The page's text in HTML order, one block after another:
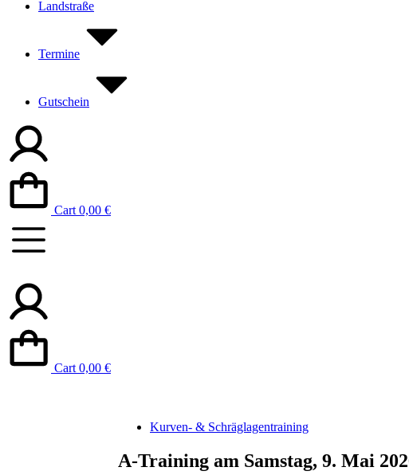
Landstraße
Termine
Gutschein
Cart 0,00 €
Cart 0,00 €
Kurven- & Schräglagentraining
A-Training am Samstag, 9. Mai